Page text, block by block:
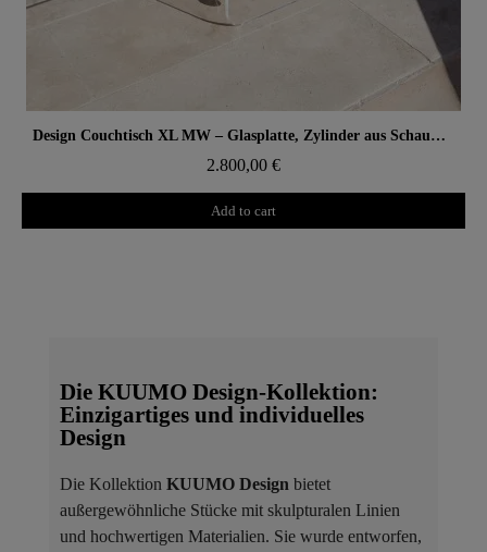
Aperçu rapide Design Couchtisch XL MW – Glasplatte, Zylinder aus Schaumstoff mit Wabenstruktur
2.800,00 €
Add to cart
Die KUUMO Design-Kollektion:
Einzigartiges und individuelles
Design
Die Kollektion KUUMO Design bietet
außergewöhnliche Stücke mit skulpturalen Linien
und hochwertigen Materialien. Sie wurde entworfen,